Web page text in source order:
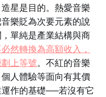
星是目的。熱愛音樂
樂貶為次要元素的說
單純是產業結構與商
然轉換為高額收入，
上等號。不紅的音樂
人體驗等面向有其價
作的基礎──若沒有它